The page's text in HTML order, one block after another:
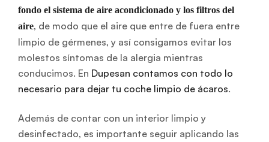
fondo el sistema de aire acondicionado y los filtros del
aire, de modo que el aire que entre de fuera entre
limpio de gérmenes, y así consigamos evitar los
molestos síntomas de la alergia mientras
conducimos. En Dupesan contamos con todo lo
necesario para dejar tu coche limpio de ácaros.
Además de contar con un interior limpio y
desinfectado, es importante seguir aplicando las